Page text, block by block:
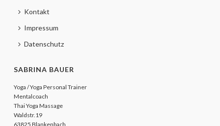
Kontakt
Impressum
Datenschutz
SABRINA BAUER
Yoga / Yoga Personal Trainer
Mentalcoach
Thai Yoga Massage
Waldstr.19
63825 Blankenbach